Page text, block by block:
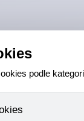
podle